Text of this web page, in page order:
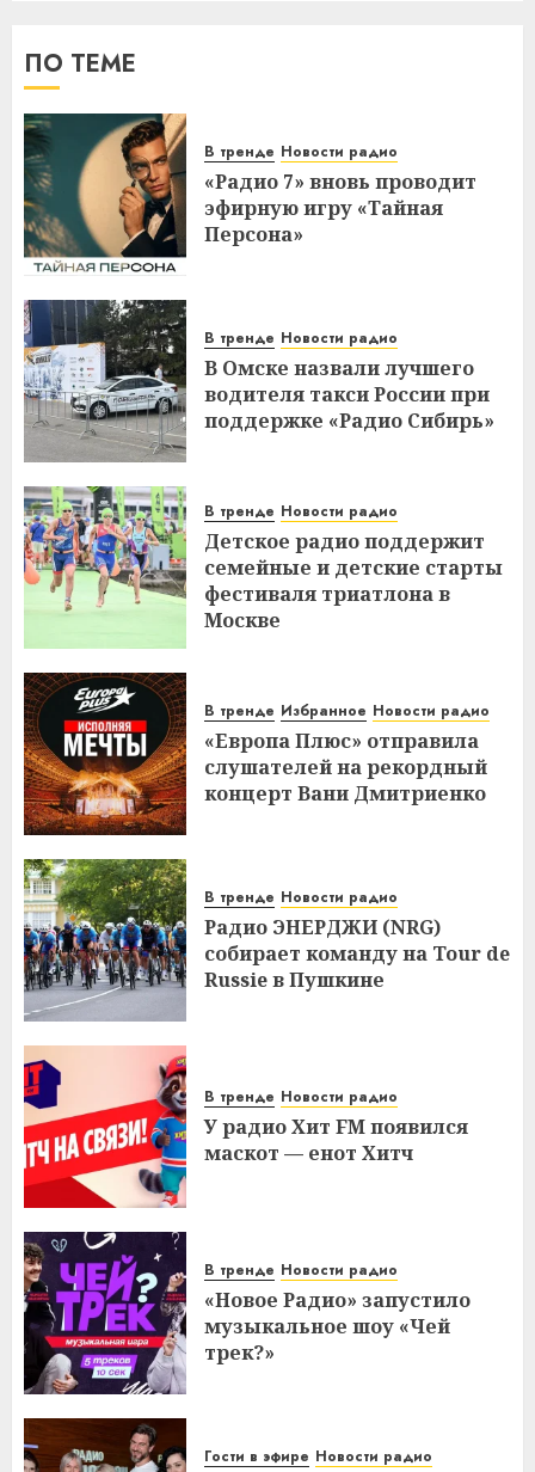
ПО ТЕМЕ
В тренде Новости радио
«Радио 7» вновь проводит
эфирную игру «Тайная
Персона»
В тренде Новости радио
В Омске назвали лучшего
водителя такси России при
поддержке «Радио Сибирь»
В тренде Новости радио
Детское радио поддержит
семейные и детские старты
фестиваля триатлона в
Москве
В тренде Избранное Новости радио
«Европа Плюс» отправила
слушателей на рекордный
концерт Вани Дмитриенко
В тренде Новости радио
Радио ЭНЕРДЖИ (NRG)
собирает команду на Tour de
Russie в Пушкине
В тренде Новости радио
У радио Хит FM появился
маскот — енот Хитч
В тренде Новости радио
«Новое Радио» запустило
музыкальное шоу «Чей
трек?»
Гости в эфире Новости радио